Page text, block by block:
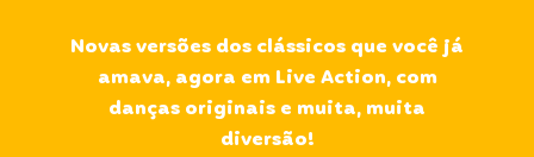
Novas versões dos clássicos que você já
amava, agora em Live Action, com
danças originais e muita, muita
diversão!